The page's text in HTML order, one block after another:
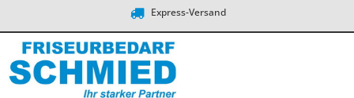
Express-Versand